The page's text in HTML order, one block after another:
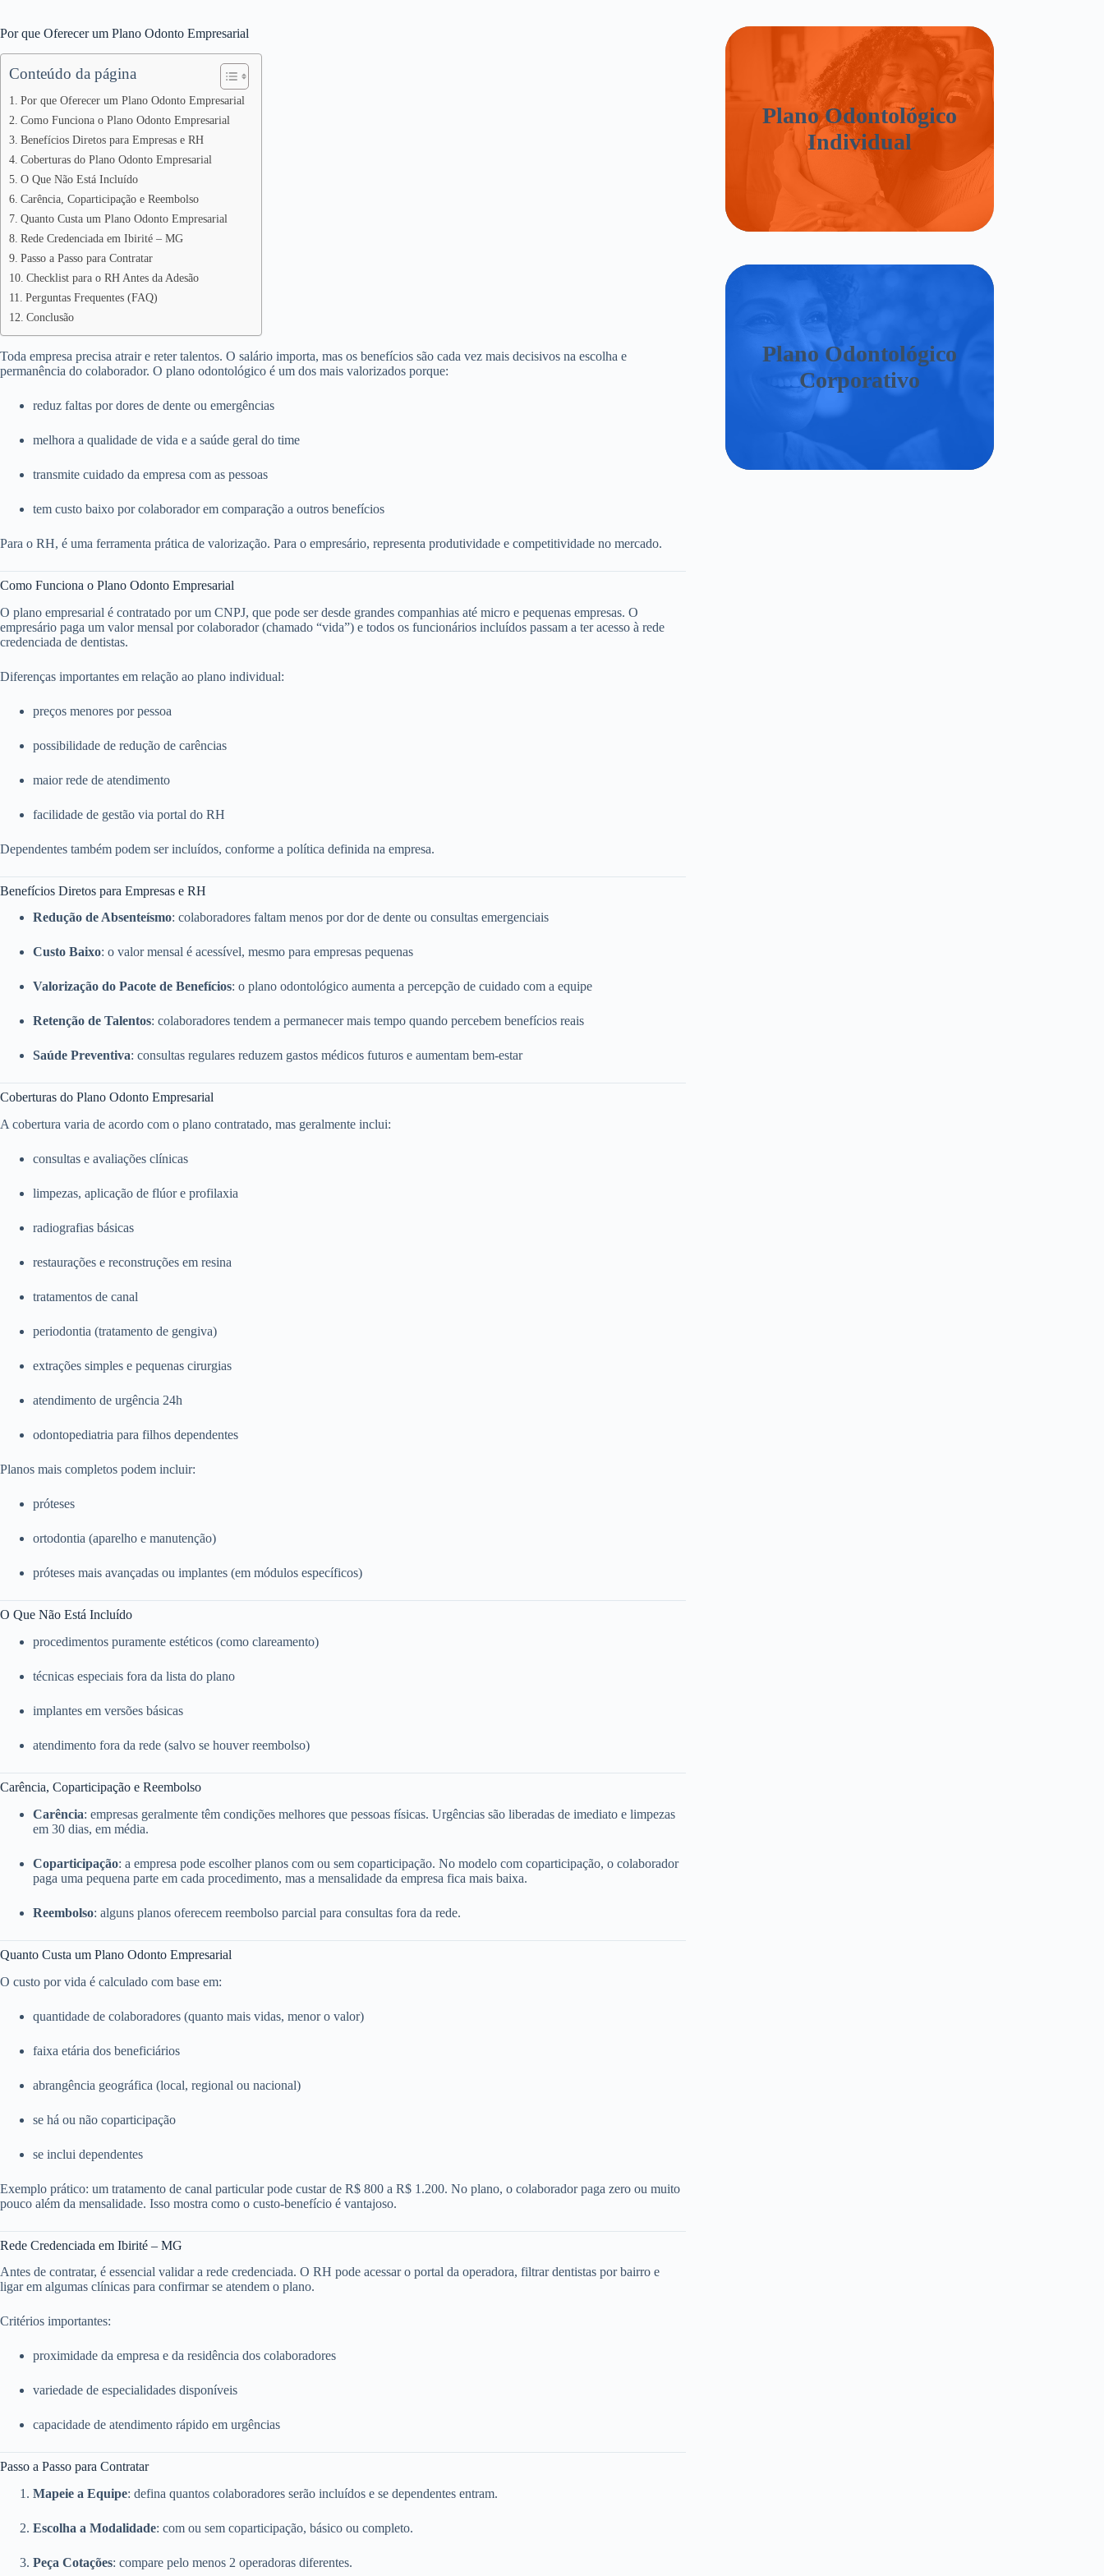
Por que Oferecer um Plano Odonto Empresarial
Conteúdo da página
Por que Oferecer um Plano Odonto Empresarial
Como Funciona o Plano Odonto Empresarial
Benefícios Diretos para Empresas e RH
Coberturas do Plano Odonto Empresarial
O Que Não Está Incluído
Carência, Coparticipação e Reembolso
Quanto Custa um Plano Odonto Empresarial
Rede Credenciada em Ibirité – MG
Passo a Passo para Contratar
Checklist para o RH Antes da Adesão
Perguntas Frequentes (FAQ)
Conclusão
Toda empresa precisa atrair e reter talentos. O salário importa, mas os benefícios são cada vez mais decisivos na escolha e
permanência do colaborador. O plano odontológico é um dos mais valorizados porque:
reduz faltas por dores de dente ou emergências
melhora a qualidade de vida e a saúde geral do time
transmite cuidado da empresa com as pessoas
tem custo baixo por colaborador em comparação a outros benefícios
Para o RH, é uma ferramenta prática de valorização. Para o empresário, representa produtividade e competitividade no mercado.
Como Funciona o Plano Odonto Empresarial
O plano empresarial é contratado por um CNPJ, que pode ser desde grandes companhias até micro e pequenas empresas. O
empresário paga um valor mensal por colaborador (chamado “vida”) e todos os funcionários incluídos passam a ter acesso à rede
credenciada de dentistas.
Diferenças importantes em relação ao plano individual:
preços menores por pessoa
possibilidade de redução de carências
maior rede de atendimento
facilidade de gestão via portal do RH
Dependentes também podem ser incluídos, conforme a política definida na empresa.
Benefícios Diretos para Empresas e RH
Redução de Absenteísmo: colaboradores faltam menos por dor de dente ou consultas emergenciais
Custo Baixo: o valor mensal é acessível, mesmo para empresas pequenas
Valorização do Pacote de Benefícios: o plano odontológico aumenta a percepção de cuidado com a equipe
Retenção de Talentos: colaboradores tendem a permanecer mais tempo quando percebem benefícios reais
Saúde Preventiva: consultas regulares reduzem gastos médicos futuros e aumentam bem-estar
Coberturas do Plano Odonto Empresarial
A cobertura varia de acordo com o plano contratado, mas geralmente inclui:
consultas e avaliações clínicas
limpezas, aplicação de flúor e profilaxia
radiografias básicas
restaurações e reconstruções em resina
tratamentos de canal
periodontia (tratamento de gengiva)
extrações simples e pequenas cirurgias
atendimento de urgência 24h
odontopediatria para filhos dependentes
Planos mais completos podem incluir:
próteses
ortodontia (aparelho e manutenção)
próteses mais avançadas ou implantes (em módulos específicos)
O Que Não Está Incluído
procedimentos puramente estéticos (como clareamento)
técnicas especiais fora da lista do plano
implantes em versões básicas
atendimento fora da rede (salvo se houver reembolso)
Carência, Coparticipação e Reembolso
Carência: empresas geralmente têm condições melhores que pessoas físicas. Urgências são liberadas de imediato e limpezas
em 30 dias, em média.
Coparticipação: a empresa pode escolher planos com ou sem coparticipação. No modelo com coparticipação, o colaborador
paga uma pequena parte em cada procedimento, mas a mensalidade da empresa fica mais baixa.
Reembolso: alguns planos oferecem reembolso parcial para consultas fora da rede.
Quanto Custa um Plano Odonto Empresarial
O custo por vida é calculado com base em:
quantidade de colaboradores (quanto mais vidas, menor o valor)
faixa etária dos beneficiários
abrangência geográfica (local, regional ou nacional)
se há ou não coparticipação
se inclui dependentes
Exemplo prático: um tratamento de canal particular pode custar de R$ 800 a R$ 1.200. No plano, o colaborador paga zero ou muito
pouco além da mensalidade. Isso mostra como o custo-benefício é vantajoso.
Rede Credenciada em Ibirité – MG
Antes de contratar, é essencial validar a rede credenciada. O RH pode acessar o portal da operadora, filtrar dentistas por bairro e
ligar em algumas clínicas para confirmar se atendem o plano.
Critérios importantes:
proximidade da empresa e da residência dos colaboradores
variedade de especialidades disponíveis
capacidade de atendimento rápido em urgências
Passo a Passo para Contratar
Mapeie a Equipe: defina quantos colaboradores serão incluídos e se dependentes entram.
Escolha a Modalidade: com ou sem coparticipação, básico ou completo.
Peça Cotações: compare pelo menos 2 operadoras diferentes.
Plano Odontológico
Individual
Plano Odontológico
Corporativo